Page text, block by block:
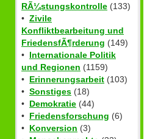
RÃ¼stungskontrolle (133)
• Zivile
Konfliktbearbeitung und
FriedensfÃ¶rderung (149)
• Internationale Politik
und Regionen (1159)
• Erinnerungsarbeit (103)
• Sonstiges (18)
• Demokratie (44)
• Friedensforschung (6)
• Konversion (3)